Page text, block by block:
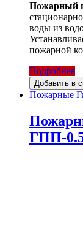
Пожарный
воды из
пожарной
Подробнее
Добавить в
Пожарные
ГПП-